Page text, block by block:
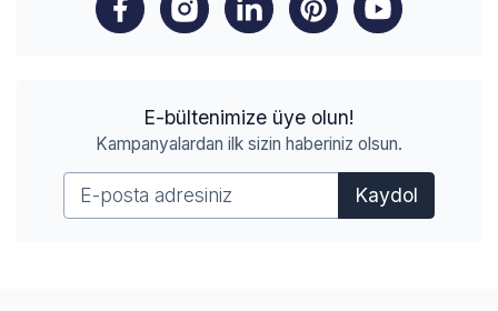
E-bültenimize üye olun!
Kampanyalardan ilk sizin haberiniz olsun.
Kaydol